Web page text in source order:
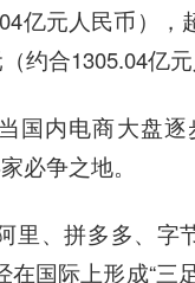
亿元人民币），
（约合1305.04亿
国内电商大盘逐
必争之地。
里、拼多多、字
在国际上形成“三